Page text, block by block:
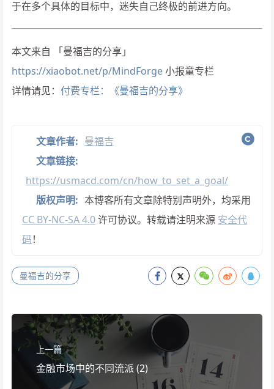
于在多个具体的目标中，迷失自己终极的前进方向。
本文来自 「曼福吉的分享」
https://xiaobot.net/p/MindForge小报童专栏
详情请见： 付费专栏：《曼福吉的分享》
文章作者: 曼福吉
文章链接:
https://usmacd.com/cn/how_to_set_a_goal/
版权声明: 本博客所有文章除特别声明外，均采用
CC BY-NC-SA 4.0许可协议。转载请注明来源 安全代
码！
曼福吉的分享
上一篇
金融市场中的不同流派 (2)